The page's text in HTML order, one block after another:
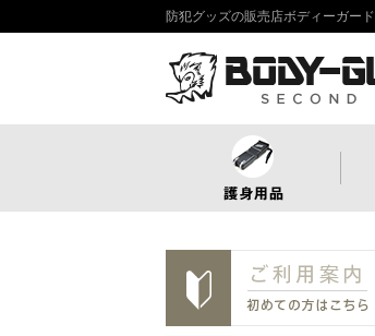
防犯グッズの販売店ボディーガード